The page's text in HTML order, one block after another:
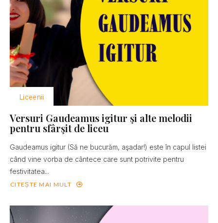
Liceenii
Versuri Gaudeamus igitur şi alte melodii
pentru sfârşit de liceu
Gaudeamus igitur (Să ne bucurăm, aşadar!) este în capul listei
când vine vorba de cântece care sunt potrivite pentru
festivitatea...
CITEȘTE MAI MULT